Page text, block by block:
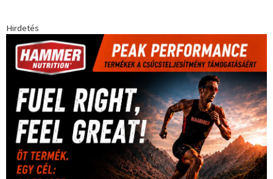
Hirdetés